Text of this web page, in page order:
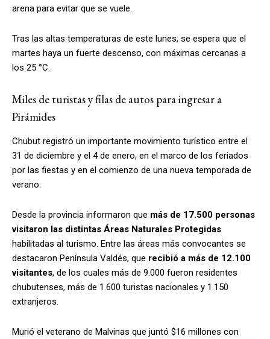
arena para evitar que se vuele.
Tras las altas temperaturas de este lunes, se espera que el
martes haya un fuerte descenso, con máximas cercanas a
los 25 °C.
Miles de turistas y filas de autos para ingresar a
Pirámides
Chubut registró un importante movimiento turístico entre el
31 de diciembre y el 4 de enero, en el marco de los feriados
por las fiestas y en el comienzo de una nueva temporada de
verano.
Desde la provincia informaron que más de 17.500 personas
visitaron las distintas Áreas Naturales Protegidas
habilitadas al turismo. Entre las áreas más convocantes se
destacaron Península Valdés, que recibió a más de 12.100
visitantes, de los cuales más de 9.000 fueron residentes
chubutenses, más de 1.600 turistas nacionales y 1.150
extranjeros.
Murió el veterano de Malvinas que juntó $16 millones con